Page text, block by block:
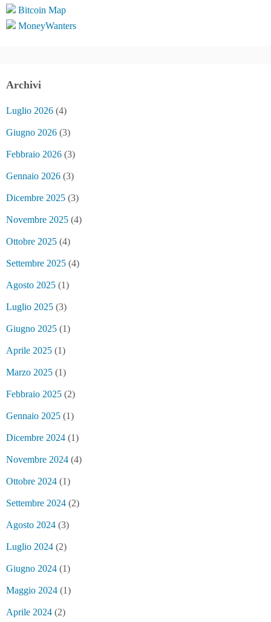
Bitcoin Map
MoneyWanters
Archivi
Luglio 2026 (4)
Giugno 2026 (3)
Febbraio 2026 (3)
Gennaio 2026 (3)
Dicembre 2025 (3)
Novembre 2025 (4)
Ottobre 2025 (4)
Settembre 2025 (4)
Agosto 2025 (1)
Luglio 2025 (3)
Giugno 2025 (1)
Aprile 2025 (1)
Marzo 2025 (1)
Febbraio 2025 (2)
Gennaio 2025 (1)
Dicembre 2024 (1)
Novembre 2024 (4)
Ottobre 2024 (1)
Settembre 2024 (2)
Agosto 2024 (3)
Luglio 2024 (2)
Giugno 2024 (1)
Maggio 2024 (1)
Aprile 2024 (2)